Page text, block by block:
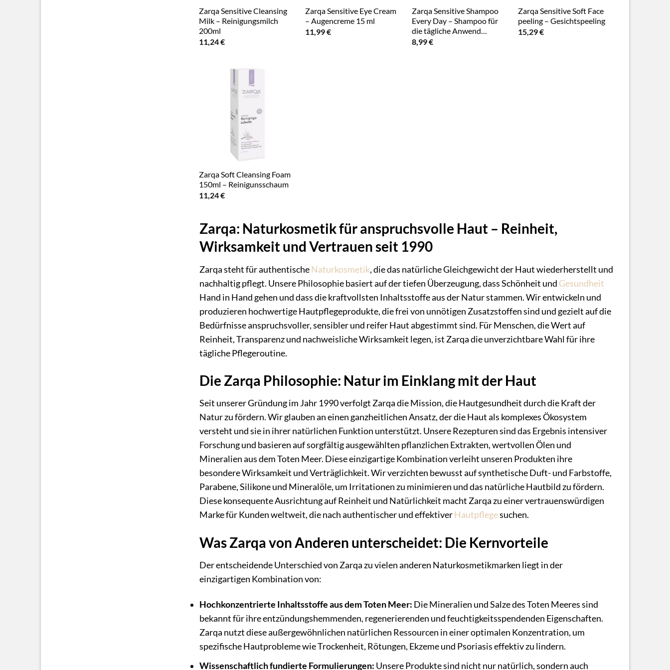
Zarqa Sensitive Cleansing
Milk – Reinigungsmilch
200ml
11,24€
Zarqa Sensitive Eye Cream
– Augencreme 15 ml
11,99€
Zarqa Sensitive Shampoo
Every Day – Shampoo für
die tägliche Anwend…
8,99€
Zarqa Sensitive Soft Face
peeling – Gesichtspeeling
15,29€
Zarqa Soft Cleansing Foam
150ml – Reinigunsschaum
11,24€
Zarqa: Naturkosmetik für anspruchsvolle Haut – Reinheit,
Wirksamkeit und Vertrauen seit 1990
Zarqa steht für authentischeNaturkosmetik, die das natürliche Gleichgewicht der Haut wiederherstellt und
nachhaltig pflegt. Unsere Philosophie basiert auf der tiefen Überzeugung, dass Schönheit und Gesundheit
Hand in Hand gehen und dass die kraftvollsten Inhaltsstoffe aus der Natur stammen. Wir entwickeln und
produzieren hochwertige Hautpflegeprodukte, die frei von unnötigen Zusatzstoffen sind und gezielt auf die
Bedürfnisse anspruchsvoller, sensibler und reifer Haut abgestimmt sind. Für Menschen, die Wert auf
Reinheit, Transparenz und nachweisliche Wirksamkeit legen, ist Zarqa die unverzichtbare Wahl für ihre
tägliche Pflegeroutine.
Die Zarqa Philosophie: Natur im Einklang mit der Haut
Seit unserer Gründung im Jahr 1990 verfolgt Zarqa die Mission, die Hautgesundheit durch die Kraft der
Natur zu fördern. Wir glauben an einen ganzheitlichen Ansatz, der die Haut als komplexes Ökosystem
versteht und sie in ihrer natürlichen Funktion unterstützt. Unsere Rezepturen sind das Ergebnis intensiver
Forschung und basieren auf sorgfältig ausgewählten pflanzlichen Extrakten, wertvollen Ölen und
Mineralien aus dem Toten Meer. Diese einzigartige Kombination verleiht unseren Produkten ihre
besondere Wirksamkeit und Verträglichkeit. Wir verzichten bewusst auf synthetische Duft- und Farbstoffe,
Parabene, Silikone und Mineralöle, um Irritationen zu minimieren und das natürliche Hautbild zu fördern.
Diese konsequente Ausrichtung auf Reinheit und Natürlichkeit macht Zarqa zu einer vertrauenswürdigen
Marke für Kunden weltweit, die nach authentischer und effektiverHautpflegesuchen.
Was Zarqa von Anderen unterscheidet: Die Kernvorteile
Der entscheidende Unterschied von Zarqa zu vielen anderen Naturkosmetikmarken liegt in der
einzigartigen Kombination von:
Hochkonzentrierte Inhaltsstoffe aus dem Toten Meer: Die Mineralien und Salze des Toten Meeres sind
bekannt für ihre entzündungshemmenden, regenerierenden und feuchtigkeitsspendenden Eigenschaften.
Zarqa nutzt diese außergewöhnlichen natürlichen Ressourcen in einer optimalen Konzentration, um
spezifische Hautprobleme wie Trockenheit, Rötungen, Ekzeme und Psoriasis effektiv zu lindern.
Wissenschaftlich fundierte Formulierungen: Unsere Produkte sind nicht nur natürlich, sondern auch